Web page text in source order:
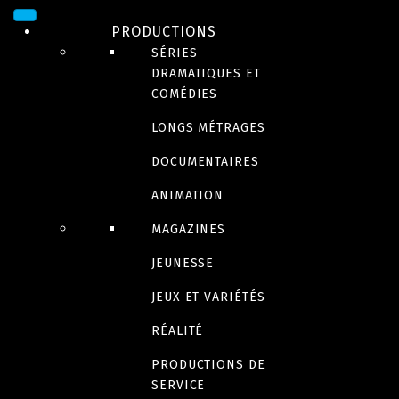
PRODUCTIONS
SÉRIES
DRAMATIQUES ET
COMÉDIES
LONGS MÉTRAGES
DOCUMENTAIRES
ANIMATION
MAGAZINES
JEUNESSE
JEUX ET VARIÉTÉS
RÉALITÉ
PRODUCTIONS DE
SERVICE
Kid Food Nation: The
Bande-annonce